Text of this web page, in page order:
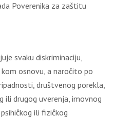
Poverenika za zaštitu
svaku diskriminaciju,
osnovu, a naročito po
društvenog porekla,
drugog uverenja, imovnog
ili fizičkog